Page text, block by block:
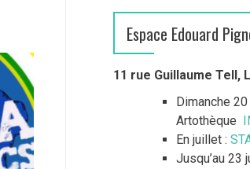
Espace Edouard
11 rue Guillaume Tell,
Dimanche
Artothèque
En juillet :
Jusqu’au 23